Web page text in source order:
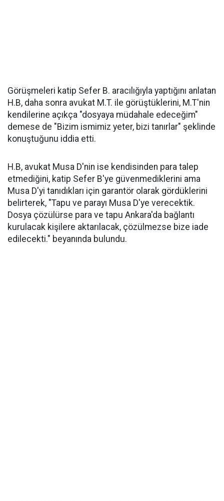
Görüşmeleri katip Sefer B. aracılığıyla yaptığını anlatan
H.B, daha sonra avukat M.T. ile görüştüklerini, M.T'nin
kendilerine açıkça "dosyaya müdahale edeceğim"
demese de "Bizim ismimiz yeter, bizi tanırlar" şeklinde
konuştuğunu iddia etti.
H.B, avukat Musa D'nin ise kendisinden para talep
etmediğini, katip Sefer B'ye güvenmediklerini ama
Musa D'yi tanıdıkları için garantör olarak gördüklerini
belirterek, "Tapu ve parayı Musa D'ye verecektik.
Dosya çözülürse para ve tapu Ankara'da bağlantı
kurulacak kişilere aktarılacak, çözülmezse bize iade
edilecekti." beyanında bulundu.